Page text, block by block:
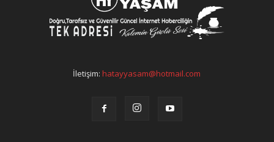
İletişim:hatayyasam@hotmail.com